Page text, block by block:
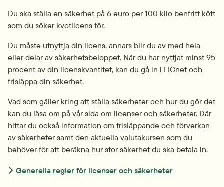
Du ska ställa en säkerhet på 6 euro per 100 kilo benfritt kött
som du söker kvotlicens för.
Du måste utnyttja din licens, annars blir du av med hela
eller delar av säkerhetsbeloppet. När du har nyttjat minst 95
procent av din licenskvantitet, kan du gå in i LICnet och
frisläppa din säkerhet.
Vad som gäller kring att ställa säkerheter och hur du gör det
kan du läsa om på vår sida om licenser och säkerheter. Där
hittar du också information om frisläppande och förverkan
av säkerheter samt den aktuella valutakursen som du
behöver för att beräkna hur stor säkerhet du ska betala in.
Generella regler för licenser och säkerheter